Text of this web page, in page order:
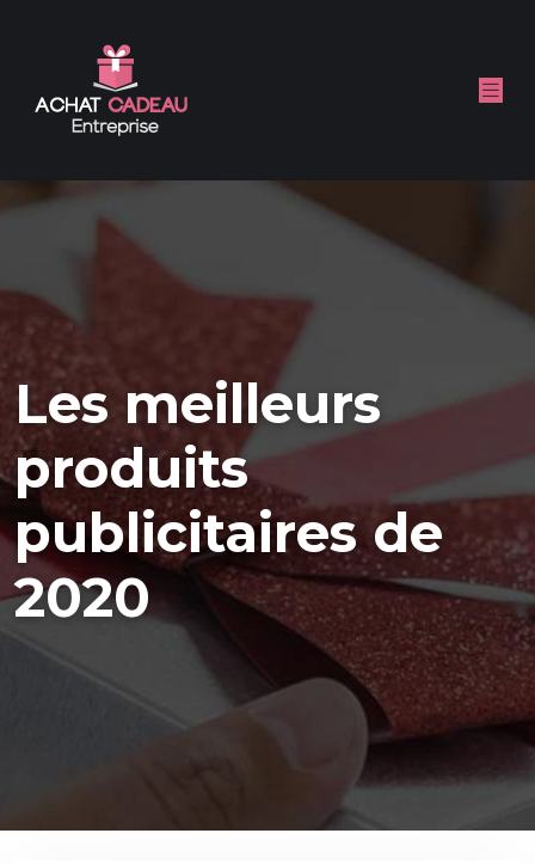
Les meilleurs
produits
publicitaires de
2020